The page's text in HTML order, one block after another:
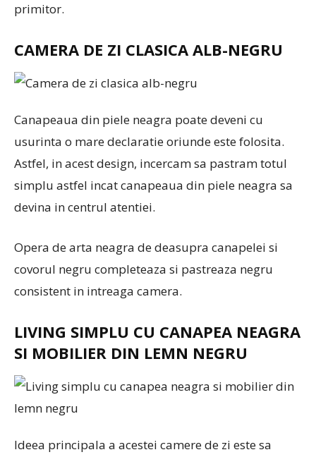
primitor.
CAMERA DE ZI CLASICA ALB-NEGRU
Canapeaua din piele neagra poate deveni cu
usurinta o mare declaratie oriunde este folosita.
Astfel, in acest design, incercam sa pastram totul
simplu astfel incat canapeaua din piele neagra sa
devina in centrul atentiei.
Opera de arta neagra de deasupra canapelei si
covorul negru completeaza si pastreaza negru
consistent in intreaga camera.
LIVING SIMPLU CU CANAPEA NEAGRA
SI MOBILIER DIN LEMN NEGRU
Ideea principala a acestei camere de zi este sa